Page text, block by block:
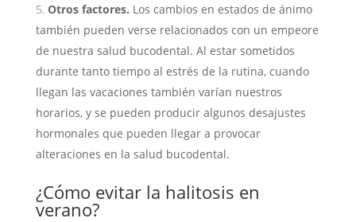
Otros factores. Los cambios en estados de ánimo
también pueden verse relacionados con un empeore
de nuestra salud bucodental. Al estar sometidos
durante tanto tiempo al estrés de la rutina, cuando
llegan las vacaciones también varían nuestros
horarios, y se pueden producir algunos desajustes
hormonales que pueden llegar a provocar
alteraciones en la salud bucodental.
¿Cómo evitar la halitosis en
verano?